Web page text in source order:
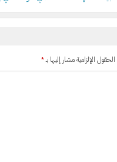
الحقول الإلزامية مشار إليها بـ*